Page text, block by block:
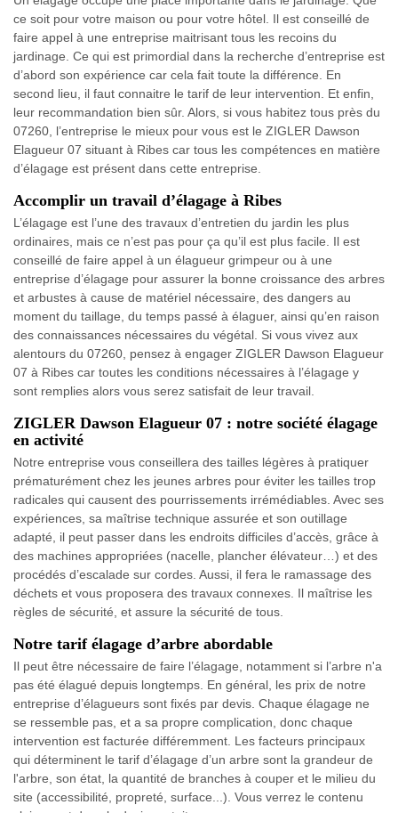
ce soit pour votre maison ou pour votre hôtel. Il est conseillé de
faire appel à une entreprise maitrisant tous les recoins du
jardinage. Ce qui est primordial dans la recherche d’entreprise est
d’abord son expérience car cela fait toute la différence. En
second lieu, il faut connaitre le tarif de leur intervention. Et enfin,
leur recommandation bien sûr. Alors, si vous habitez tous près du
07260, l’entreprise le mieux pour vous est le ZIGLER Dawson
Elagueur 07 situant à Ribes car tous les compétences en matière
d’élagage est présent dans cette entreprise.
Accomplir un travail d’élagage à Ribes
L’élagage est l’une des travaux d’entretien du jardin les plus
ordinaires, mais ce n’est pas pour ça qu’il est plus facile. Il est
conseillé de faire appel à un élagueur grimpeur ou à une
entreprise d’élagage pour assurer la bonne croissance des arbres
et arbustes à cause de matériel nécessaire, des dangers au
moment du taillage, du temps passé à élaguer, ainsi qu’en raison
des connaissances nécessaires du végétal. Si vous vivez aux
alentours du 07260, pensez à engager ZIGLER Dawson Elagueur
07 à Ribes car toutes les conditions nécessaires à l’élagage y
sont remplies alors vous serez satisfait de leur travail.
ZIGLER Dawson Elagueur 07 : notre société élagage
en activité
Notre entreprise vous conseillera des tailles légères à pratiquer
prématurément chez les jeunes arbres pour éviter les tailles trop
radicales qui causent des pourrissements irrémédiables. Avec ses
expériences, sa maîtrise technique assurée et son outillage
adapté, il peut passer dans les endroits difficiles d’accès, grâce à
des machines appropriées (nacelle, plancher élévateur…) et des
procédés d’escalade sur cordes. Aussi, il fera le ramassage des
déchets et vous proposera des travaux connexes. Il maîtrise les
règles de sécurité, et assure la sécurité de tous.
Notre tarif élagage d’arbre abordable
Il peut être nécessaire de faire l’élagage, notamment si l’arbre n'a
pas été élagué depuis longtemps. En général, les prix de notre
entreprise d’élagueurs sont fixés par devis. Chaque élagage ne
se ressemble pas, et a sa propre complication, donc chaque
intervention est facturée différemment. Les facteurs principaux
qui déterminent le tarif d’élagage d’un arbre sont la grandeur de
l'arbre, son état, la quantité de branches à couper et le milieu du
site (accessibilité, propreté, surface...). Vous verrez le contenu